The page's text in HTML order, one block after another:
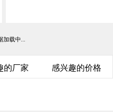
加载中...
的厂家 感兴趣的价格